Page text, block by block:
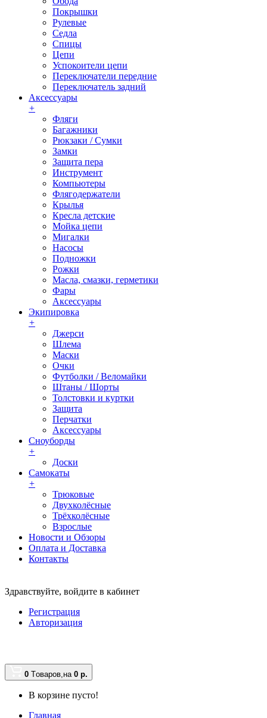
Покрышки
Рулевые
Седла
Спицы
Цепи
Успокоители цепи
Переключатели передние
Переключатель задний
Аксессуары
+
Фляги
Багажники
Рюкзаки / Сумки
Замки
Защита пера
Инструмент
Компьютеры
Флягодержатели
Крылья
Кресла детские
Мойка цепи
Мигалки
Насосы
Подножки
Рожки
Масла, смазки, герметики
Фары
Аксессуары
Экипировка
+
Джерси
Шлема
Маски
Очки
Футболки / Веломайки
Штаны / Шорты
Толстовки и куртки
Защита
Перчатки
Аксессуары
Сноуборды
+
Доски
Самокаты
+
Трюковые
Двухколёсные
Трёхколёсные
Взрослые
Новости и Обзоры
Оплата и Доставка
Контакты
Здравствуйте, войдите в кабинет
Регистрация
Авторизация
0 Tоваров,на 0 р.
В корзине пусто!
Главная